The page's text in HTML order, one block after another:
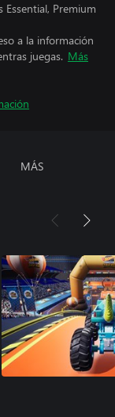
Essential, Premium
a la información
juegas. Más
MÁS